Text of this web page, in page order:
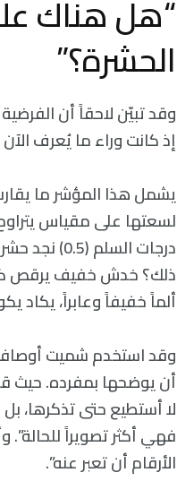
“هل هناك
الحشرة؟”
وقد تبيّن لاحقاً أن
إذ كانت وراء ما يُعرف
لسعتها على مقياس
درجات
ألماً خفيفاً وعابراً،
وقد استخدم شميت أوصافاً
لا أستطيع حتى تذكرها،
فهي أكثر تصويراً
الأرقام أن تعبر عنه”.